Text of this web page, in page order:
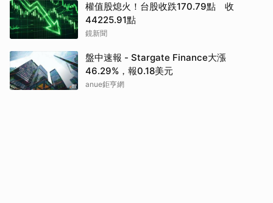
權值股熄火！台股收跌170.79點 收
44225.91點
鏡新聞
盤中速報 - Stargate Finance大漲
46.29%，報0.18美元
anue鉅亨網